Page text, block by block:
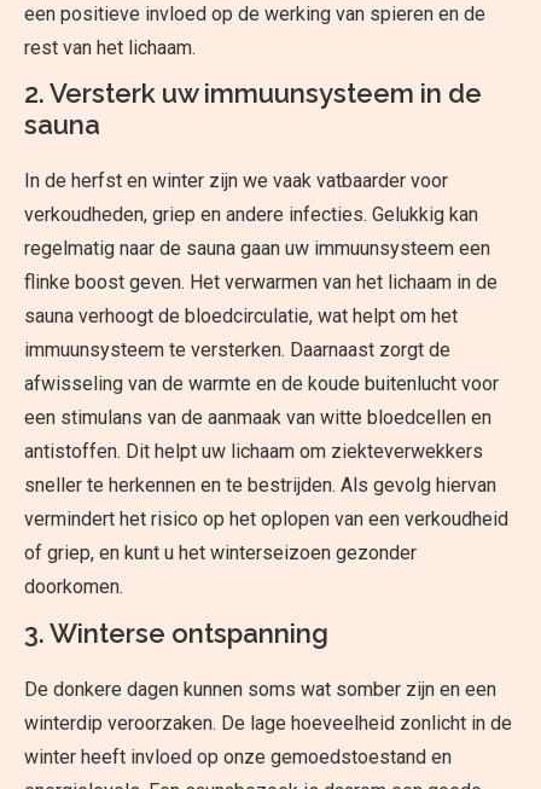
een positieve invloed op de werking van spieren en de
rest van het lichaam.
2. Versterk uw immuunsysteem in de
sauna
In de herfst en winter zijn we vaak vatbaarder voor
verkoudheden, griep en andere infecties. Gelukkig kan
regelmatig naar de sauna gaan uw immuunsysteem een
flinke boost geven. Het verwarmen van het lichaam in de
sauna verhoogt de bloedcirculatie, wat helpt om het
immuunsysteem te versterken. Daarnaast zorgt de
afwisseling van de warmte en de koude buitenlucht voor
een stimulans van de aanmaak van witte bloedcellen en
antistoffen. Dit helpt uw lichaam om ziekteverwekkers
sneller te herkennen en te bestrijden. Als gevolg hiervan
vermindert het risico op het oplopen van een verkoudheid
of griep, en kunt u het winterseizoen gezonder
doorkomen.
3. Winterse ontspanning
De donkere dagen kunnen soms wat somber zijn en een
winterdip veroorzaken. De lage hoeveelheid zonlicht in de
winter heeft invloed op onze gemoedstoestand en